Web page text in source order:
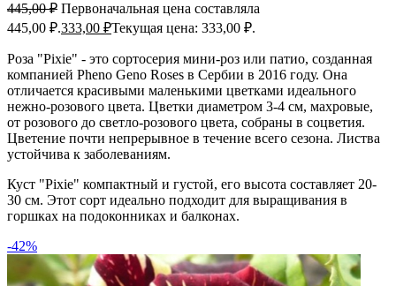
445,00₽ Первоначальная цена составляла
445,00 ₽.333,00 ₽Текущая цена: 333,00 ₽.
Роза "Pixie" - это сортосерия мини-роз или патио, созданная
компанией Pheno Geno Roses в Сербии в 2016 году. Она
отличается красивыми маленькими цветками идеального
нежно-розового цвета. Цветки диаметром 3-4 см, махровые,
от розового до светло-розового цвета, собраны в соцветия.
Цветение почти непрерывное в течение всего сезона. Листва
устойчива к заболеваниям.
Куст "Pixie" компактный и густой, его высота составляет 20-
30 см. Этот сорт идеально подходит для выращивания в
горшках на подоконниках и балконах.
-42%